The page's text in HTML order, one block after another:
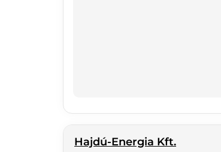
Hajdú-Energia Kft.